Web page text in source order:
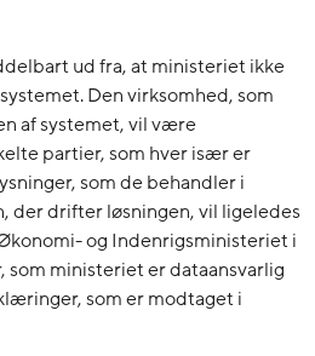
ud fra, at ministeriet ikke
Den virksomhed, som
af systemet, vil være
partier, som hver især er
som de behandler i
der drifter løsningen, vil ligeledes
og Indenrigsministeriet i
ministeriet er dataansvarlig
som er modtaget i